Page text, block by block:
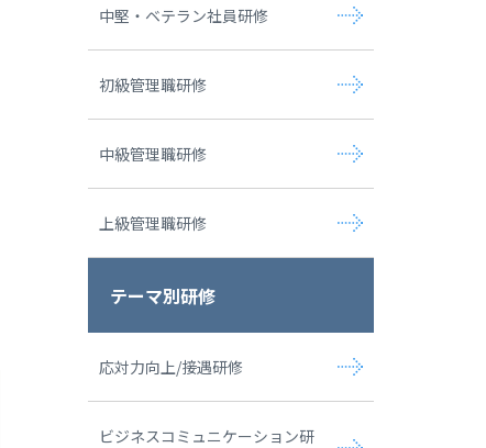
中堅・ベテラン社員研修
初級管理職研修
中級管理職研修
上級管理職研修
テーマ別研修
応対力向上/接遇研修
ビジネスコミュニケーション研